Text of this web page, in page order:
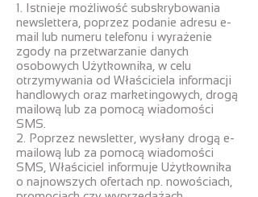
1. Istnieje możliwość subskrybowania
newslettera, poprzez podanie adresu e-
mail lub numeru telefonu i wyrażenie
zgody na przetwarzanie danych
osobowych Użytkownika, w celu
otrzymywania od Właściciela informacji
handlowych oraz marketingowych, drogą
mailową lub za pomocą wiadomości
SMS.
2. Poprzez newsletter, wysłany drogą e-
mailową lub za pomocą wiadomości
SMS, Właściciel informuje Użytkownika
o najnowszych ofertach np. nowościach,